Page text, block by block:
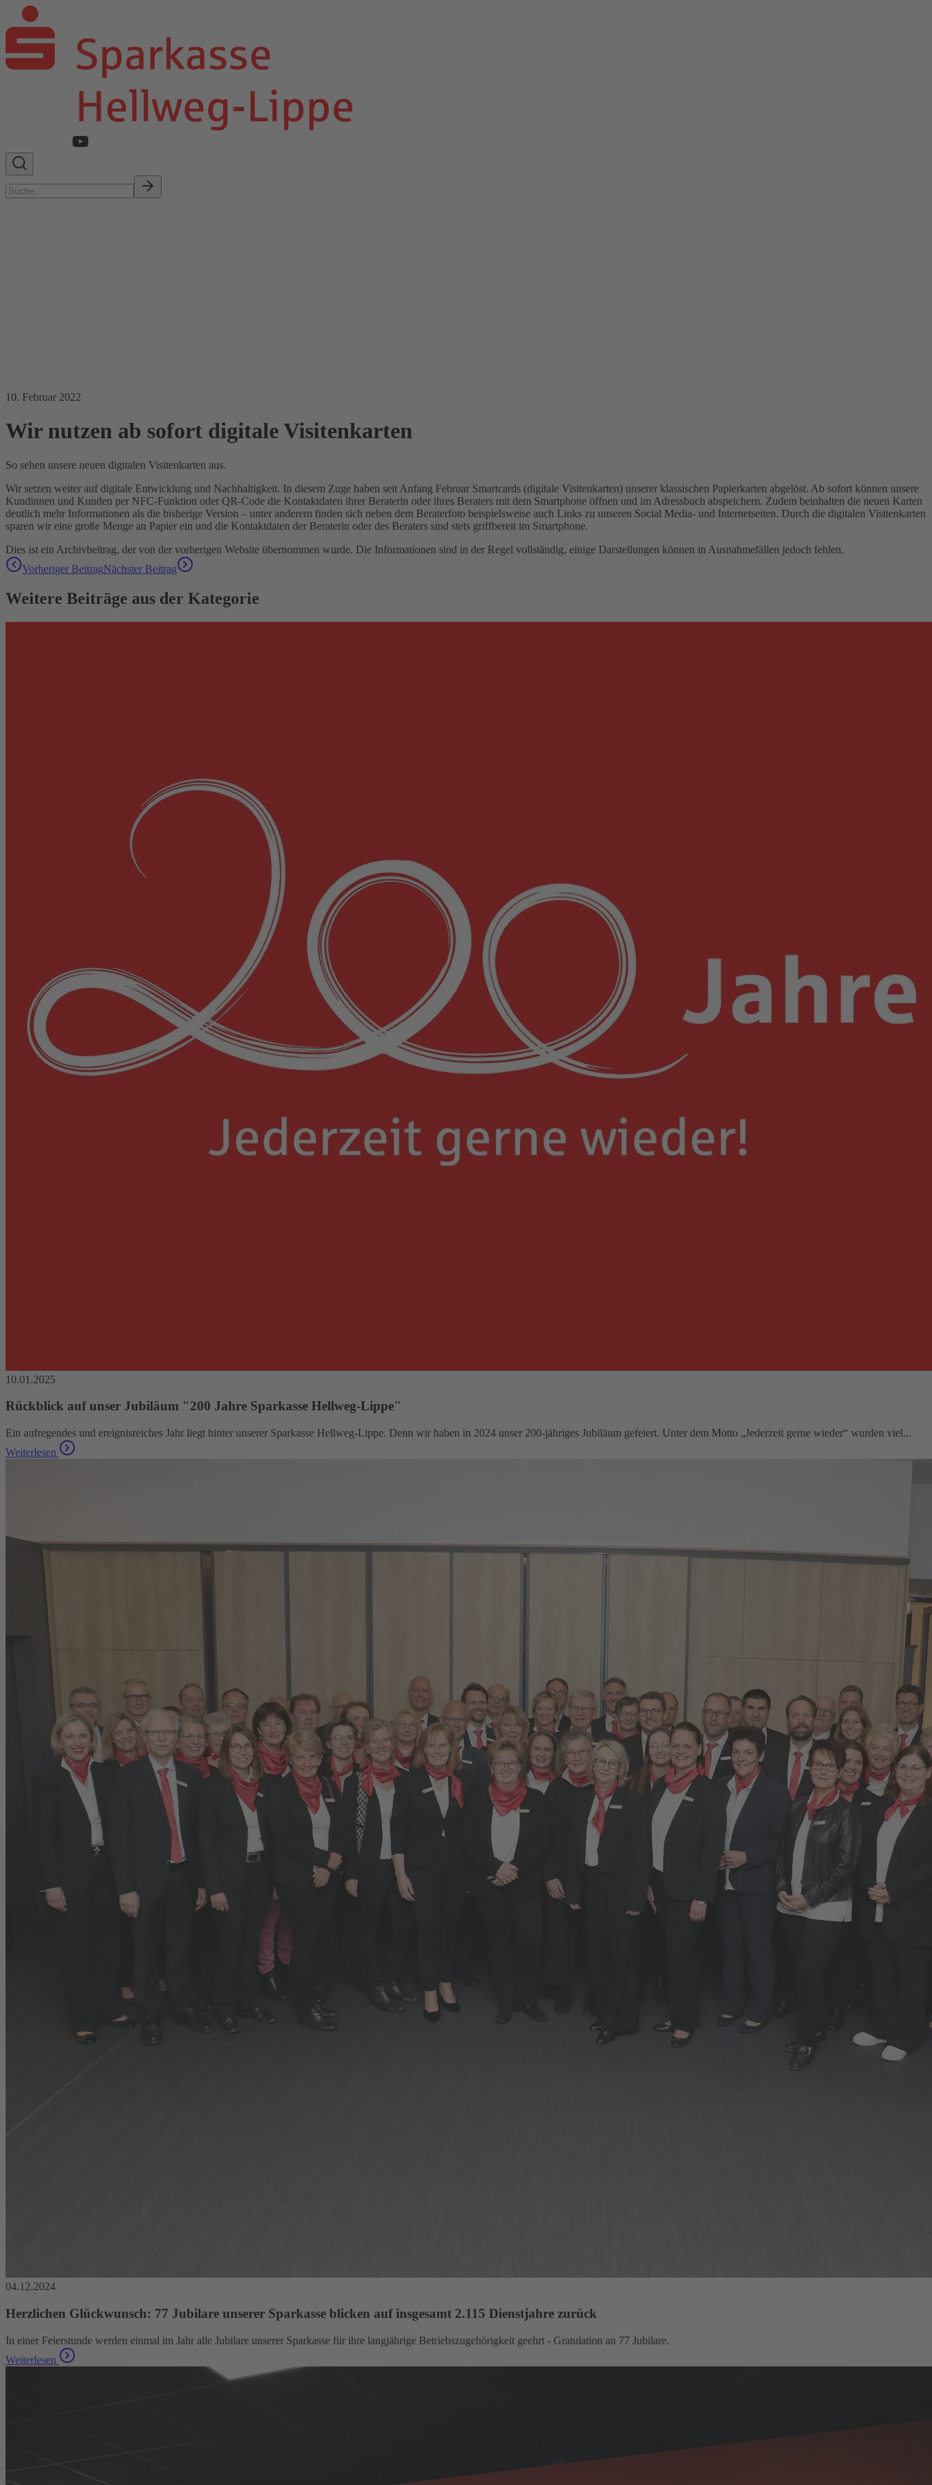
10. Februar 2022
Wir nutzen ab sofort digitale Visitenkarten
So sehen unsere neuen digitalen Visitenkarten aus.
Wir setzen weiter auf digitale Entwicklung und Nachhaltigkeit. In diesem Zuge haben seit Anfang Februar Smartcards (digitale Visitenkarten) unserer klassischen Papierkarten abgelöst. Ab sofort können unsere
Kundinnen und Kunden per NFC-Funktion oder QR-Code die Kontaktdaten ihrer Beraterin oder ihres Beraters mit dem Smartphone öffnen und im Adressbuch abspeichern. Zudem beinhalten die neuen Karten
deutlich mehr Informationen als die bisherige Version – unter anderem finden sich neben dem Beraterfoto beispielsweise auch Links zu unseren Social Media- und Internetseiten. Durch die digitalen Visitenkarten
sparen wir eine große Menge an Papier ein und die Kontaktdaten der Beraterin oder des Beraters sind stets griffbereit im Smartphone.
Dies ist ein Archivbeitrag, der von der vorherigen Website übernommen wurde. Die Informationen sind in der Regel vollständig, einige Darstellungen können in Ausnahmefällen jedoch fehlen.
Vorheriger BeitragNächster Beitrag
Weitere Beiträge aus der Kategorie
10.01.2025
Rückblick auf unser Jubiläum "200 Jahre Sparkasse Hellweg-Lippe"
Ein aufregendes und ereignisreiches Jahr liegt hinter unserer Sparkasse Hellweg-Lippe. Denn wir haben in 2024 unser 200-jähriges Jubiläum gefeiert. Unter dem Motto „Jederzeit gerne wieder“ wurden viel...
Weiterlesen
04.12.2024
Herzlichen Glückwunsch: 77 Jubilare unserer Sparkasse blicken auf insgesamt 2.115 Dienstjahre zurück
In einer Feierstunde werden einmal im Jahr alle Jubilare unserer Sparkasse für ihre langjährige Betriebszugehörigkeit geehrt - Gratulation an 77 Jubilare.
Weiterlesen